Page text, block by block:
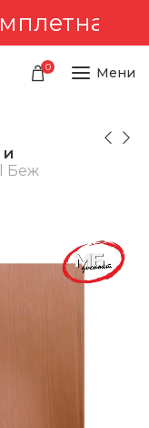
0 Мени
и
Беж